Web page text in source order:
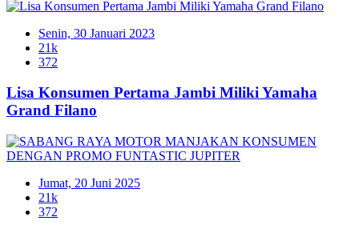
Senin, 30 Januari 2023
21k
372
Lisa Konsumen Pertama Jambi Miliki Yamaha
Grand Filano
Jumat, 20 Juni 2025
21k
372